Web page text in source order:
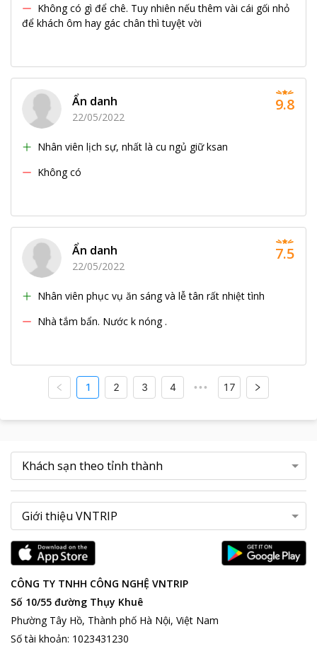
Không có gì để chê. Tuy nhiên nếu thêm vài cái gối nhỏ
để khách ôm hay gác chân thì tuyệt vời
Ẩn danh
22/05/2022
Nhân viên lịch sự, nhất là cu ngủ giữ ksan
Không có
9.8
Ẩn danh
22/05/2022
Nhân viên phục vụ ăn sáng và lễ tân rất nhiệt tình
Nhà tắm bẩn. Nước k nóng .
7.5
1 2 3 4 ••• 17
CÔNG TY TNHH CÔNG NGHỆ VNTRIP
Số 10/55 đường Thụy Khuê
Phường Tây Hồ, Thành phố Hà Nội, Việt Nam
Số tài khoản: 1023431230